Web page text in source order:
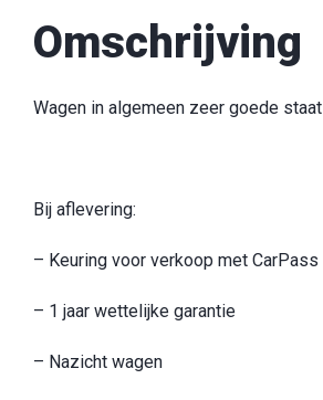
Omschrijving
Wagen in algemeen zeer goede staat
Bij aflevering:
– Keuring voor verkoop met CarPass
– 1 jaar wettelijke garantie
– Nazicht wagen